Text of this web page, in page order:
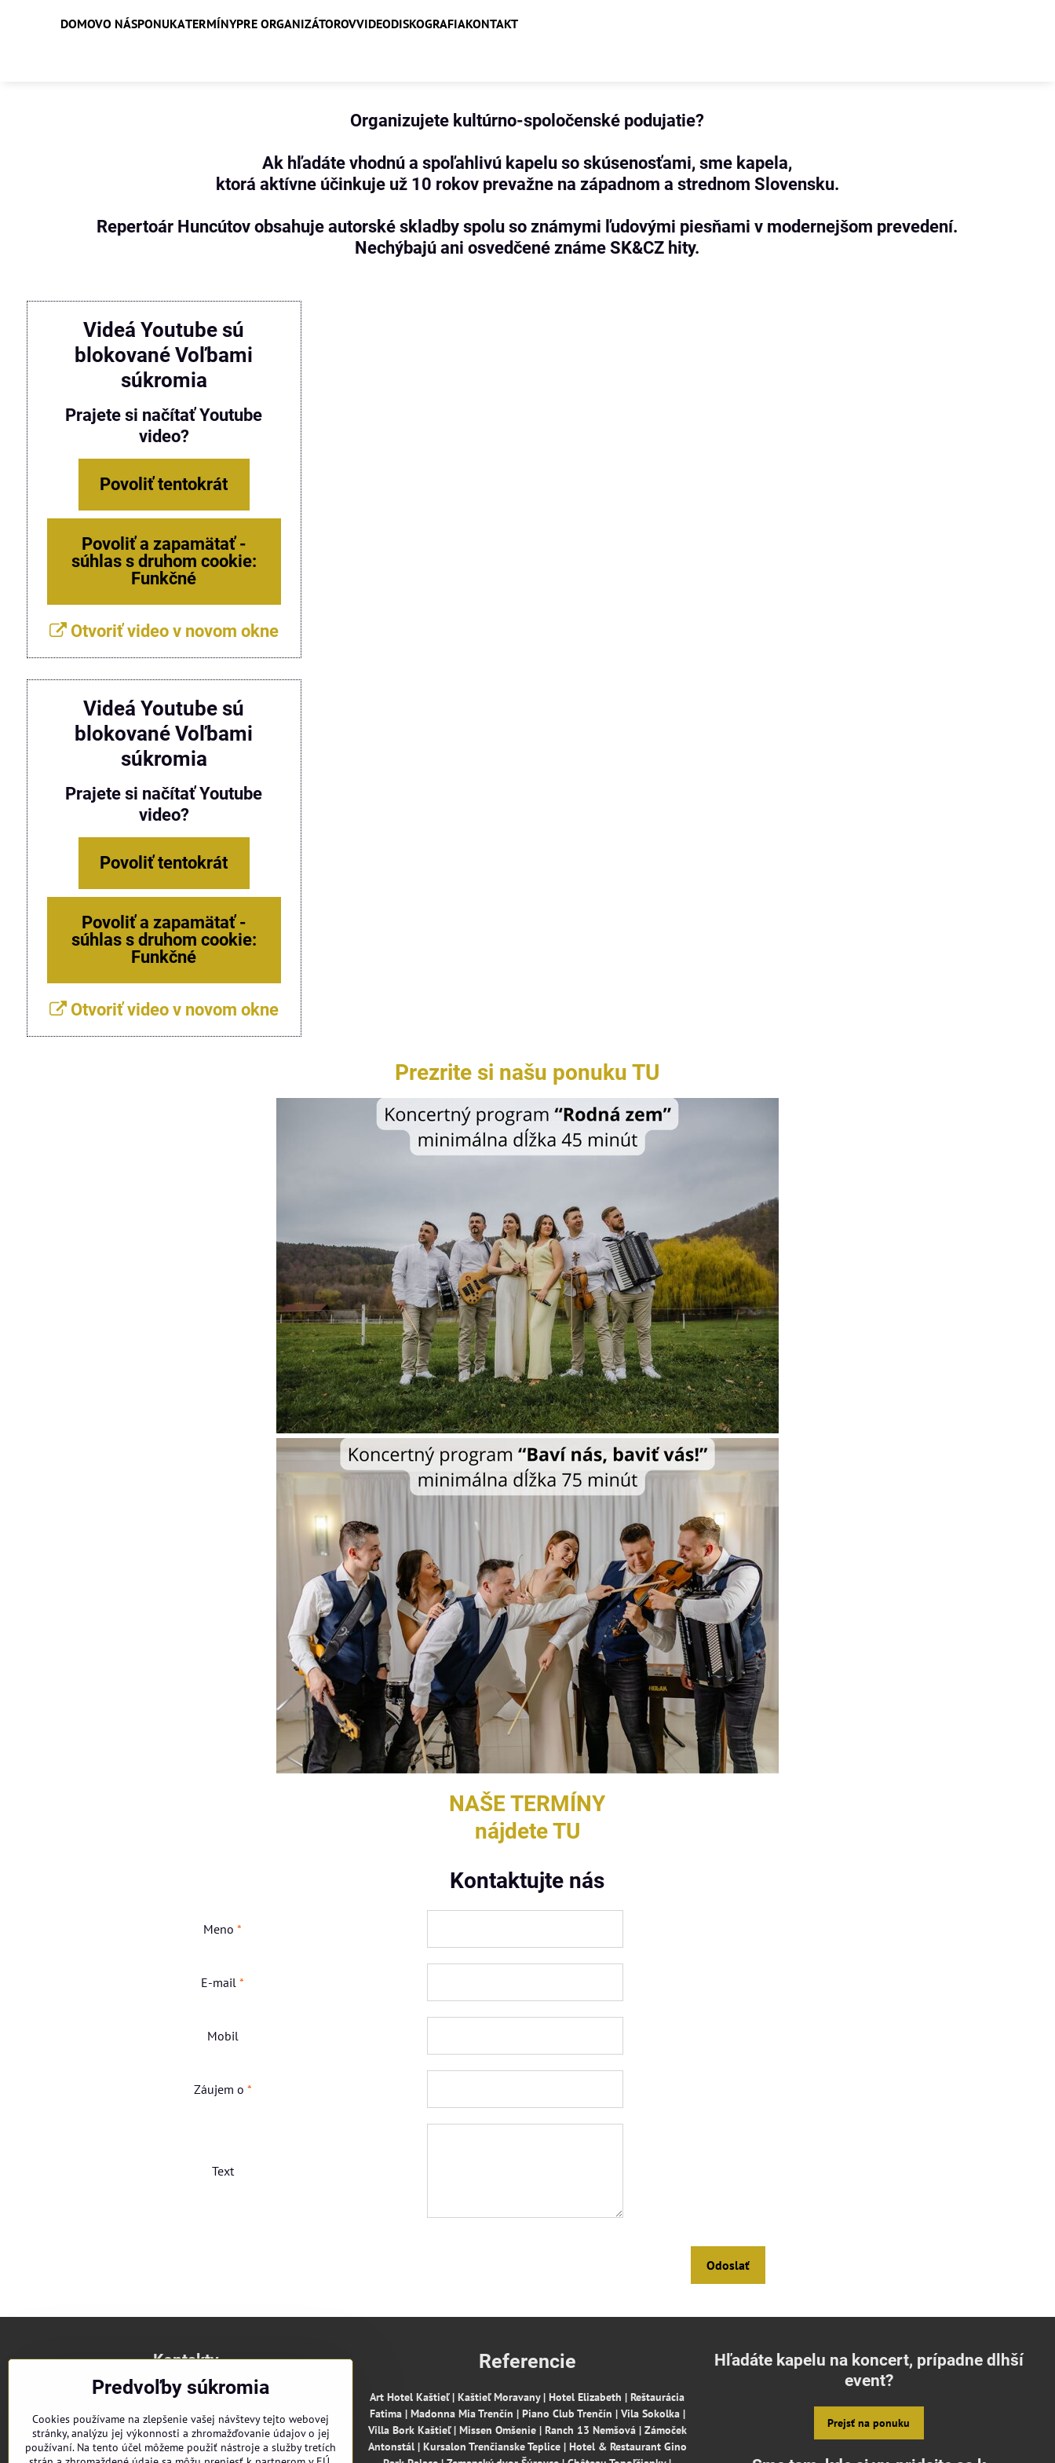
DOMOVO NÁSPONUKATERMÍNYPRE ORGANIZÁTOROVVIDEODISKOGRAFIAKONTAKT
Organizujete kultúrno-spoločenské podujatie?
Ak hľadáte vhodnú a spoľahlivú kapelu so skúsenosťami, sme kapela,
ktorá aktívne účinkuje už 10 rokov prevažne na západnom a strednom Slovensku.
Repertoár Huncútov obsahuje autorské skladby spolu so známymi ľudovými piesňami v modernejšom prevedení.
Nechýbajú ani osvedčené známe SK&CZ hity.
Videá Youtube sú
blokované Voľbami
súkromia
Prajete si načítať Youtube
video?
Povoliť tentokrát
Povoliť a zapamätať -
súhlas s druhom cookie:
Funkčné
Otvoriť video v novom okne
Videá Youtube sú
blokované Voľbami
súkromia
Prajete si načítať Youtube
video?
Povoliť tentokrát
Povoliť a zapamätať -
súhlas s druhom cookie:
Funkčné
Otvoriť video v novom okne
Prezrite si našu ponuku TU
NAŠE TERMÍNY
nájdete TU
Kontaktujte nás
Meno*
E-mail*
Mobil
Záujem o *
Text
Odoslať
Kontakty
Huncúti
Drietoma 217
913 03 Drietoma
SLOVENSKO
IČO: 51326248
Referencie
Art Hotel Kaštieľ | Kaštieľ Moravany | Hotel Elizabeth | Reštaurácia
Fatima | Madonna Mia Trenčín | Piano Club Trenčín | Vila Sokolka |
Villa Bork Kaštieľ | Missen Omšenie | Ranch 13 Nemšová | Zámoček
Antonstál | Kursalon Trenčianske Teplice | Hotel & Restaurant Gino
Hľadáte kapelu na koncert, prípadne dlhší
event?
Prejsť na ponuku
Predvoľby súkromia
Cookies používame na zlepšenie vašej návštevy tejto webovej
stránky, analýzu jej výkonnosti a zhromažďovanie údajov o jej
používaní. Na tento účel môžeme použiť nástroje a služby tretích